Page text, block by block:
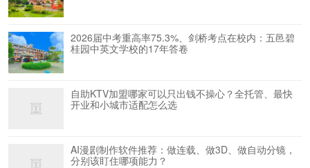
2026届中考重高率75.3%、剑桥考点在校内：五邑碧
桂园中英文学校的17年答卷
自助KTV加盟哪家可以只出钱不操心？全托管、最快
开业和小城市适配怎么选
AI漫剧制作软件推荐：做连载、做3D、做自动分镜，
分别该盯住哪项能力？